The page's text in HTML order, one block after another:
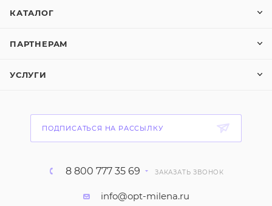
КАТАЛОГ
ПАРТНЕРАМ
УСЛУГИ
ПОДПИСАТЬСЯ НА РАССЫЛКУ
8 800 777 35 69 ЗАКАЗАТЬ ЗВОНОК
info@opt-milena.ru